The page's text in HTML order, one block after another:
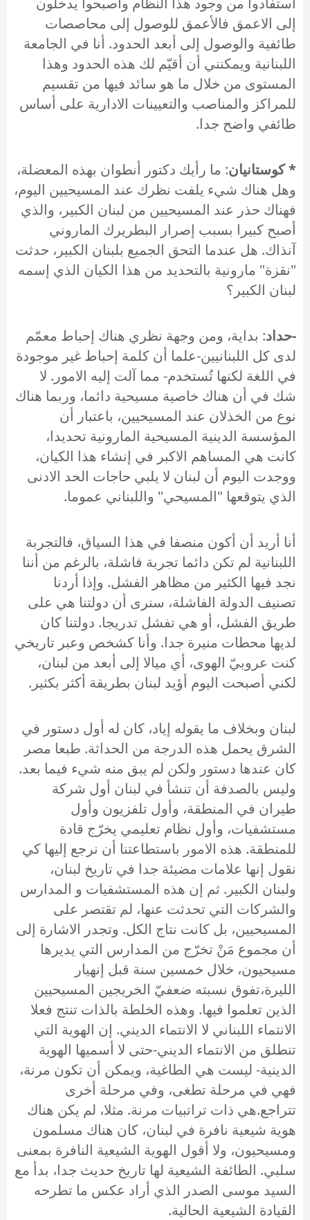
إلى الاعمق فالأعمق للوصول إلى محاصصات
طائفية والوصول إلى أبعد الحدود. أنا في الجامعة
اللبنانية ويمكنني أن أقيّم لك هذه الحدود وهذا
المستوى من خلال ما هو سائد فيها من تقسيم
للمراكز والمناصب والتعيينات الادارية على أساس
طائفي واضح جدا.
* كوستانيان: ما رأيك دكتور أنطوان بهذه المعضلة،
وهل هناك شيء يلفت نظرك عند المسيحيين اليوم،
فهناك حذر عند المسيحيين من لبنان الكبير، والذي
أصبح كبيرا بسبب إصرار البطريرك الماروني
آنذاك. هل عندما التحق الجميع بلبنان الكبير، حدثت
"نقزة" مارونية بالتحديد من هذا الكيان الذي إسمه
لبنان الكبير؟
-حداد: بداية، ومن وجهة نظري هناك إحباط معمّم
لدى كل اللبنانيين-علما أن كلمة إحباط غير موجودة
في اللغة لكنها تُستخدم- مما آلت إليه الامور. لا
شك في أن هناك خاصية مسيحية دائما، وربما هناك
نوع من الخذلان عند المسيحيين، باعتبار أن
المؤسسة الدينية المسيحية المارونية تحديدا،
كانت هي المساهم الاكبر في إنشاء هذا الكيان،
ووجدت اليوم أن لبنان لا يلبي حاجات الحد الادنى
الذي يتوقعها "المسيحي" واللبناني عموما.
أنا أريد أن أكون منصفا في هذا السياق، فالتجربة
اللبنانية لم تكن دائما تجربة فاشلة، بالرغم من أننا
نجد فيها الكثير من مظاهر الفشل. وإذا أردنا
تصنيف الدولة الفاشلة، سنرى أن دولتنا هي على
طريق الفشل، أو هي تفشل تدريجا. دولتنا كان
لديها محطات منيرة جدا. وأنا كشخص وعبر تاريخي
كنت عروبيّ الهوى، أي ميالا إلى أبعد من لبنان،
لكني أصبحت اليوم أؤيد لبنان بطريقة أكثر بكثير.
لبنان وبخلاف ما يقوله إياد، كان له أول دستور في
الشرق يحمل هذه الدرجة من الحداثة. طبعا مصر
كان عندها دستور ولكن لم يبق منه شيء فيما بعد.
وليس بالصدفة أن تنشأ في لبنان أول شركة
طيران في المنطقة، وأول تلفزيون وأول
مستشفيات، وأول نظام تعليمي يخرّج قادة
للمنطقة. هذه الامور باستطاعتنا أن نرجع إليها كي
نقول إنها علامات مضيئة جدا في تاريخ لبنان،
ولبنان الكبير. ثم إن هذه المستشفيات و المدارس
والشركات التي تحدثت عنها، لم تقتصر على
المسيحيين، بل كانت نتاج الكل. وتجدر الاشارة إلى
أن مجموع مَنْ تخرّج من المدارس التي يديرها
مسيحيون، خلال خمسين سنة قبل إنهيار
الليرة،تفوق نسبته ضعفيّ الخريجين المسيحيين
الذين تعلموا فيها. وهذه الخلطة بالذات تنتج فعلا
الانتماء اللبناني لا الانتماء الديني. إن الهوية التي
تنطلق من الانتماء الديني-حتى لا أسميها الهوية
الدينية- ليست هي الطاغية، ويمكن أن تكون مرنة،
فهي في مرحلة تطغى، وفي مرحلة أخرى
تتراجع.هي ذات تراتبيات مرنة. مثلا، لم يكن هناك
هوية شيعية نافرة في لبنان، كان هناك مسلمون
ومسيحيون، ولا أقول الهوية الشيعية النافرة بمعنى
سلبي. الطائفة الشيعية لها تاريخ حديث جدا، بدأ مع
السيد موسى الصدر الذي أراد عكس ما تطرحه
القيادة الشيعية الحالية.